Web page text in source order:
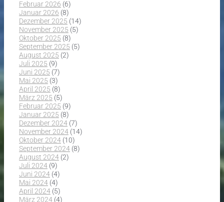
Februar 2026 (6)
Januar 2026 (8)
Dezember 2025 (14)
November 2025 (5)
Oktober 2025 (8)
September 2025 (5)
August 2025 (2)
Juli 2025 (9)
Juni 2025 (7)
Mai 2025 (3)
April 2025 (8)
März 2025 (5)
Februar 2025 (9)
Januar 2025 (8)
Dezember 2024 (7)
November 2024 (14)
Oktober 2024 (10)
September 2024 (8)
August 2024 (2)
Juli 2024 (9)
Juni 2024 (4)
Mai 2024 (4)
April 2024 (5)
März 2024 (4)